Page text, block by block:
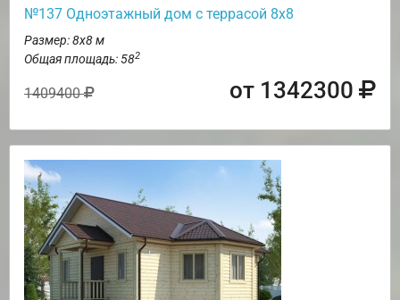
№137 Одноэтажный дом с террасой 8х8
Размер: 8х8 м
Общая площадь: 582
1409400 от 1342300